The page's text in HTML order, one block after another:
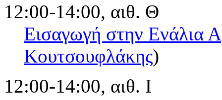
12:00-14:00, αιθ. Θ
Εισαγωγή στην Ενάλια
Κουτσουφλάκης)
12:00-14:00, αιθ. Ι